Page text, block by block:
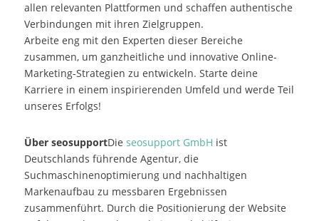
allen relevanten Plattformen und schaffen authentische
Verbindungen mit ihren Zielgruppen.
Arbeite eng mit den Experten dieser Bereiche
zusammen, um ganzheitliche und innovative Online-
Marketing-Strategien zu entwickeln. Starte deine
Karriere in einem inspirierenden Umfeld und werde Teil
unseres Erfolgs!
Über seosupportDie seosupport GmbH ist
Deutschlands führende Agentur, die
Suchmaschinenoptimierung und nachhaltigen
Markenaufbau zu messbaren Ergebnissen
zusammenführt. Durch die Positionierung der Website